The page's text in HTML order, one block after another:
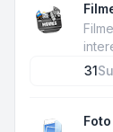
31
Foto